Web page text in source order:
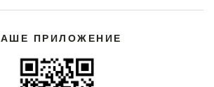
ПРИЛОЖЕНИЕ